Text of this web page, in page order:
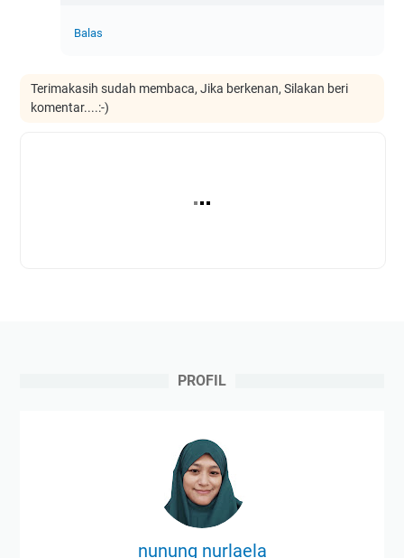
Balas
Terimakasih sudah membaca, Jika berkenan, Silakan beri
komentar....:-)
PROFIL
nunung nurlaela